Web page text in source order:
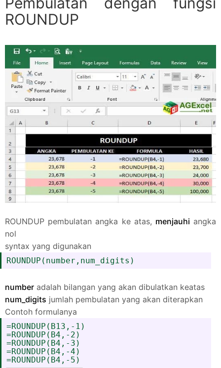
ROUNDUP
ROUNDUP pembulatan angka ke atas, menjauhi angka
nol
syntax yang digunakan
ROUNDUP(number,num_digits)
number adalah bilangan yang akan dibulatkan keatas
num_digits jumlah pembulatan yang akan diterapkan
Contoh formulanya
=ROUNDUP(B13,-1)
=ROUNDUP(B4,-2)
=ROUNDUP(B4,-3)
=ROUNDUP(B4,-4)
=ROUNDUP(B4,-5)